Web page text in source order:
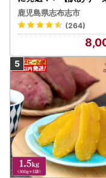
用】薩摩おいも棒セッ
1.8kg(900g×2袋) p8-
-2w
鹿児島県志布志市
(264)